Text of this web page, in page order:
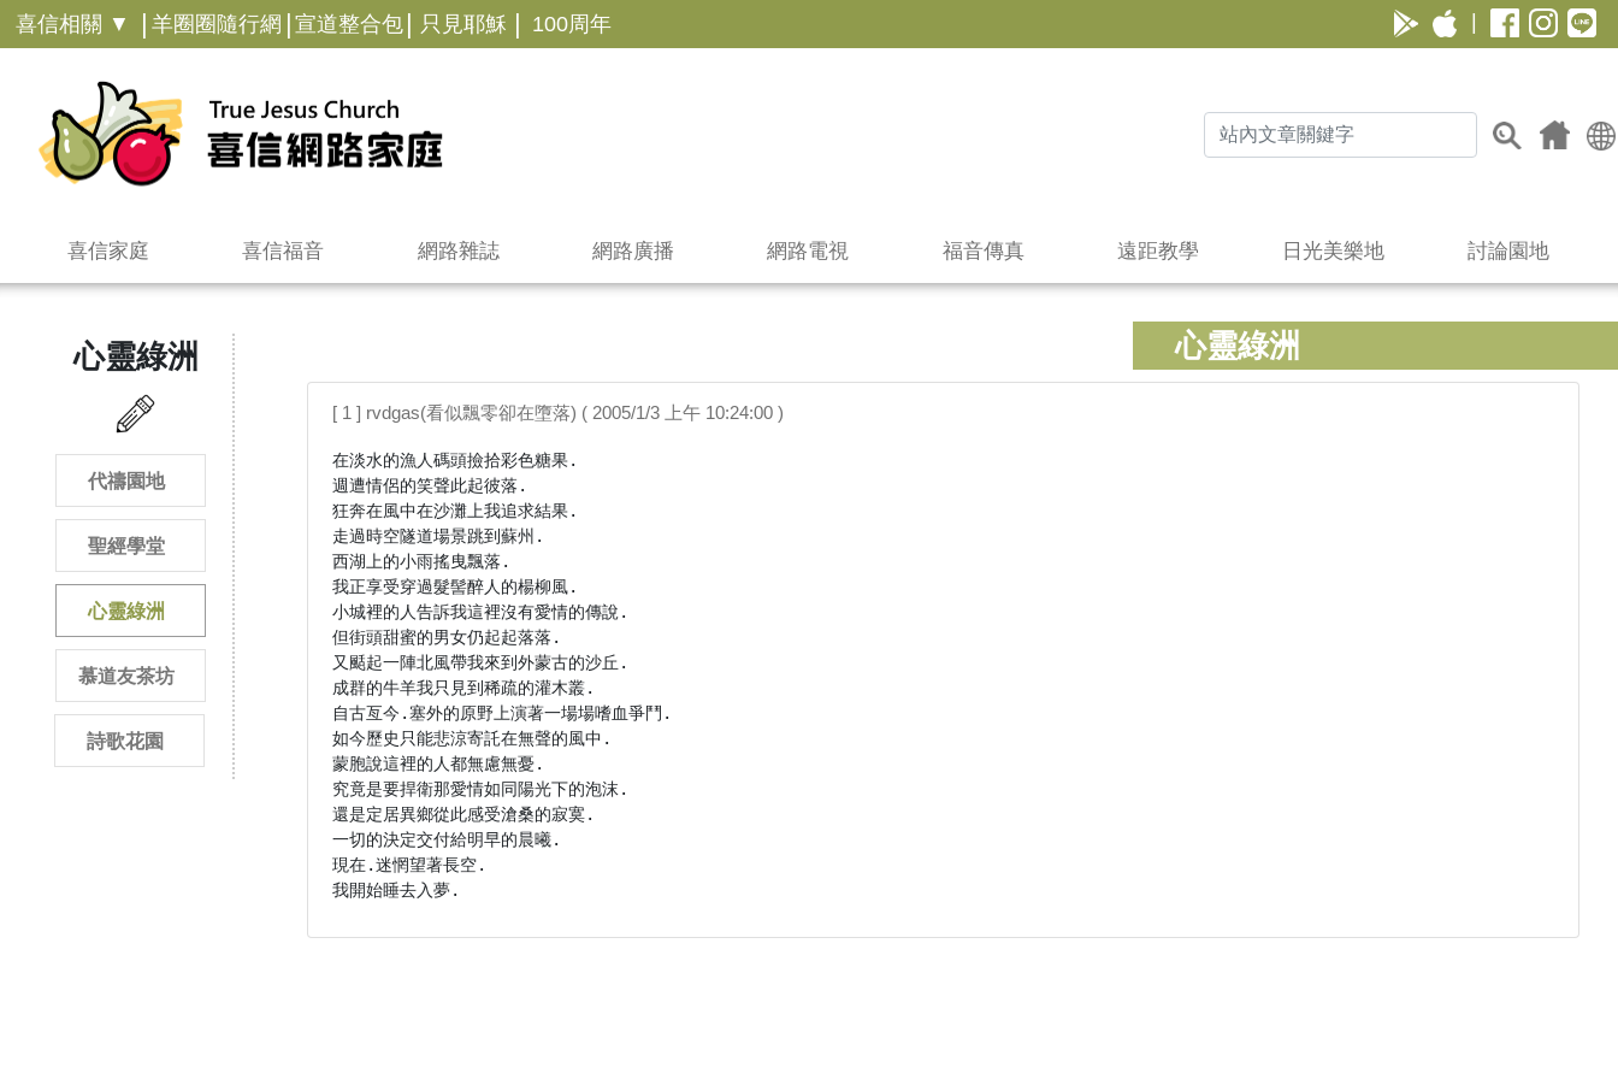
喜信相關 ▼ | 羊圈圈隨行網 | 宣道整合包 | 只見耶穌 | 100周年
喜信家庭 喜信福音 網路雜誌 網路廣播 網路電視 福音傳真 遠距教學 日光美樂地 討論園地
心靈綠洲
心靈綠洲
代禱園地
聖經學堂
心靈綠洲
慕道友茶坊
詩歌花園
[ 1 ] rvdgas(看似飄零卻在墮落) ( 2005/1/3 上午 10:24:00 )
在淡水的漁人碼頭撿拾彩色糖果.
週遭情侶的笑聲此起彼落.
狂奔在風中在沙灘上我追求結果.
走過時空隧道場景跳到蘇州.
西湖上的小雨搖曳飄落.
我正享受穿過髮髻醉人的楊柳風.
小城裡的人告訴我這裡沒有愛情的傳說.
但街頭甜蜜的男女仍起起落落.
又颳起一陣北風帶我來到外蒙古的沙丘.
成群的牛羊我只見到稀疏的灌木叢.
自古亙今.塞外的原野上演著一場場嗜血爭鬥.
如今歷史只能悲涼寄託在無聲的風中.
蒙胞說這裡的人都無慮無憂.
究竟是要捍衛那愛情如同陽光下的泡沫.
還是定居異鄉從此感受滄桑的寂寞.
一切的決定交付給明早的晨曦.
現在.迷惘望著長空.
我開始睡去入夢.